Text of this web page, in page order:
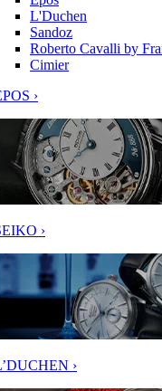
L'Duchen
Sandoz
Roberto Cavalli by
Cimier
›
›
›